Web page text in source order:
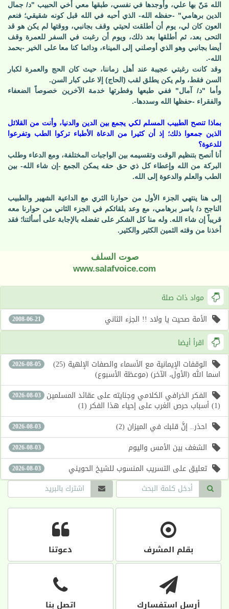
الله مَنّ بها علي، وأوجدها في نفسي، طبقها معي أخي الحبيب "د/ جمال
الدين برهامي" -حفظه الله- الذي أحبه في الله قبل كونه شقيقي؛ فنعم
العون كان لي، يوم أن أطلقت لحيتي وقف بجانبي، ووقتها لم يكن هو قد
التحى بعد، ثم أطلقها بعد ذلك، ويوم أن رغبت في السفر للعمرة وقف
أيضا بجانبي وهو الذي أوصلني إلى الميناء، ودائما كنا معا على الخير -بحمد
الله-.
وقد كانت رغبتي عجيبة عند أهل زماننا، حيث كان الحج والعمرة لكبار
السن فقط، ولم يكن يطلق لقب (الحاج) إلا على كبار السن.
وأما "د/ آمال" ففي طبعها وفطرتها خدمة الآخرين خصوصاً الضعفاء
والفقراء -حفظها الله وسددها-.
بماذا تنصح الطبيب المسلم لكي يجمع بين الدين والدنيا، وأنت من القلائل
الذين جمعوا ذلك؛ إذ أن كثيرا من الدعاة الأطباء تركوا الطب وتفرعوا
للدعوة؟
أنا أنصح بتنظيم الوقت وتقسيمه بين الواجبات المختلفة، ومع الدعاء وطلب
البركة من الله وإعطاء كل ذي حق حقه يمكن الجمع -إن شاء الله- بين
الطب والعلم والدعوة إلى الله.
إلى هنا ينتهي الجزء الأول من حوارنا الثري مع الداعية الشهير والطبيب
الناجح د/ ياسر برهامي، مع وعد بلقائكم في الجزء الثاني من حوارنا معه
قريباً إن شاء الله. وله منا كل الشكر على تفضله بالإجابة على أسألتنا؛ فقد
أخذنا من وقته الثمين الكثير والكثير.
صوت السلف
www.salafvoice.com
مواد ذات صلة
2008-06-21
الأمة صحيت يا ولاد !! الجزء الثاني
اقرأ أيضا
2026-08-05 الوقفات الإيمانية مع الأسماء والصفات الإلهية (25)
اسما الله (الأول، الآخر) (موعظة الأسبوع)
2026-08-03 الفكر الخرافي الكلامي وجنايته على عقائد المسلمين
(1) أسباب حرص الغرب على إحياء هذا الفكر (1)
2026-08-03 احذر.. إنَّ قلبك في الميزان (2)
2026-08-03 الشغف بين الأمس واليوم
2026-08-03 تعليق على التسريب المنسوب للشيخ الحويني
بقلم المشرف دعوتنا
أرسل استفسارك اتصل بنا